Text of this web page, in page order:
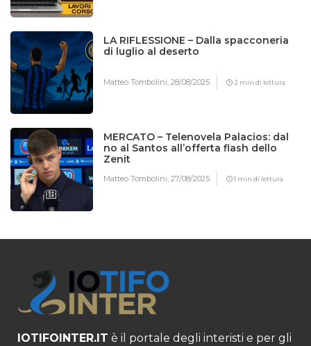
LA RIFLESSIONE – Dalla spacconeria
di luglio al deserto
Matteo Tombolini,28/08/2025 2 min di lettura
MERCATO – Telenovela Palacios: dal
no al Santos all’offerta flash dello
Zenit
Matteo Tombolini,27/08/2025 1 min di lettura
IOTIFOINTER.IT è il portale degli interisti e per gli